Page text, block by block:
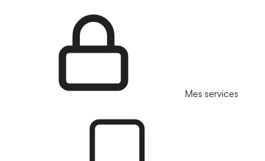
Mes services